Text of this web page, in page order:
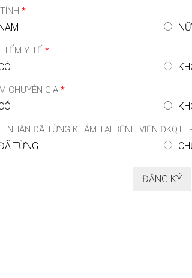
*
NAM NỮ
HIỂM Y TẾ *
CHUYÊN GIA *
NHÂN ĐÃ TỪNG KHÁM TẠI BỆNH VIỆN
TỪNG
ĐĂNG KÝ